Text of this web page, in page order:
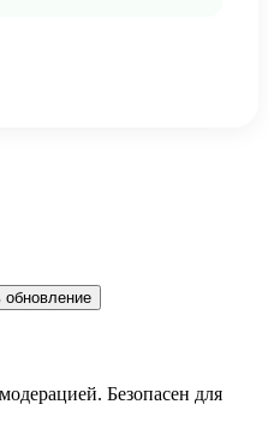
обновление
Безопасен для